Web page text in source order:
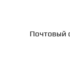
Почтовый